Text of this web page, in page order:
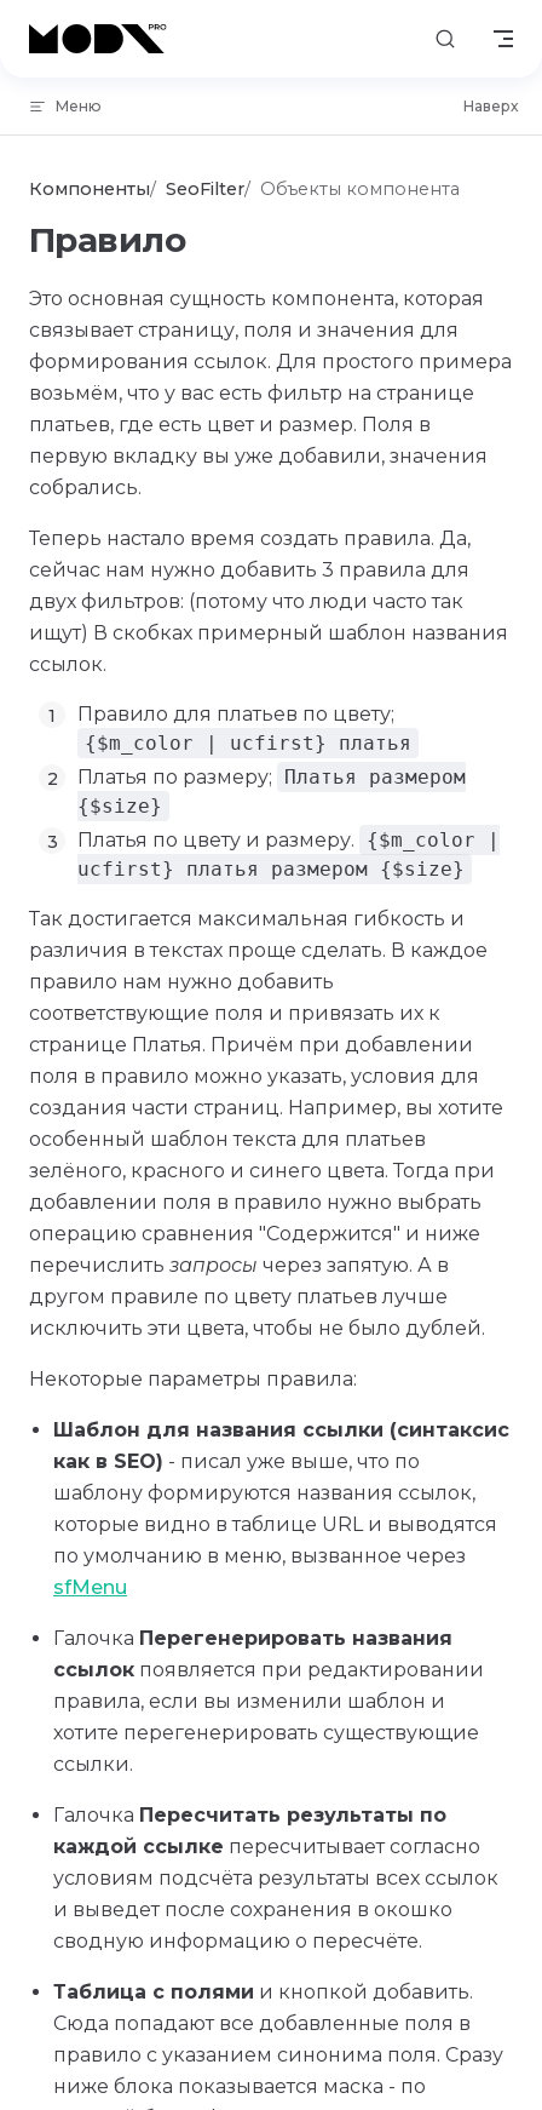
Skip to content
Меню Наверх
Компоненты SeoFilter Объекты компонента
Правило
Это основная сущность компонента, которая
связывает страницу, поля и значения для
формирования ссылок. Для простого примера
возьмём, что у вас есть фильтр на странице
платьев, где есть цвет и размер. Поля в
первую вкладку вы уже добавили, значения
собрались.
Теперь настало время создать правила. Да,
сейчас нам нужно добавить 3 правила для
двух фильтров: (потому что люди часто так
ищут) В скобках примерный шаблон названия
ссылок.
Правило для платьев по цвету;
{$m_color | ucfirst} платья
Платья по размеру;
Платья размером
{$size}
Платья по цвету и размеру.
{$m_color |
ucfirst} платья размером {$size}
Так достигается максимальная гибкость и
различия в текстах проще сделать. В каждое
правило нам нужно добавить
соответствующие поля и привязать их к
странице Платья. Причём при добавлении
поля в правило можно указать, условия для
создания части страниц. Например, вы хотите
особенный шаблон текста для платьев
зелёного, красного и синего цвета. Тогда при
добавлении поля в правило нужно выбрать
операцию сравнения "Содержится" и ниже
перечислить запросы через запятую. А в
другом правиле по цвету платьев лучше
исключить эти цвета, чтобы не было дублей.
Некоторые параметры правила:
Шаблон для названия ссылки (синтаксис
как в SEO) - писал уже выше, что по
шаблону формируются названия ссылок,
которые видно в таблице URL и выводятся
по умолчанию в меню, вызванное через
sfMenu
Галочка Перегенерировать названия
ссылок появляется при редактировании
правила, если вы изменили шаблон и
хотите перегенерировать существующие
ссылки.
Галочка Пересчитать результаты по
каждой ссылке пересчитывает согласно
условиям подсчёта результаты всех ссылок
и выведет после сохранения в окошко
сводную информацию о пересчёте.
Таблица с полями и кнопкой добавить.
Сюда попадают все добавленные поля в
правило с указанием синонима поля. Сразу
ниже блока показывается маска - по